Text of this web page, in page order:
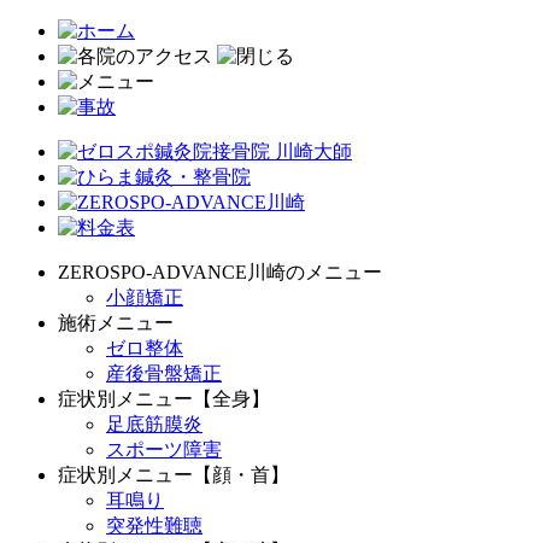
ZEROSPO-ADVANCE川崎のメニュー
小顔矯正
施術メニュー
ゼロ整体
産後骨盤矯正
症状別メニュー【全身】
足底筋膜炎
スポーツ障害
症状別メニュー【顔・首】
耳鳴り
突発性難聴